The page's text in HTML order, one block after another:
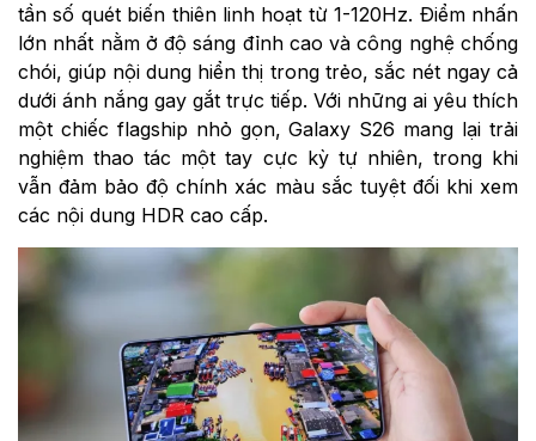
tần số quét biến thiên linh hoạt từ 1-120Hz. Điểm nhấn
lớn nhất nằm ở độ sáng đỉnh cao và công nghệ chống
chói, giúp nội dung hiển thị trong trẻo, sắc nét ngay cả
dưới ánh nắng gay gắt trực tiếp. Với những ai yêu thích
một chiếc flagship nhỏ gọn, Galaxy S26 mang lại trải
nghiệm thao tác một tay cực kỳ tự nhiên, trong khi
vẫn đảm bảo độ chính xác màu sắc tuyệt đối khi xem
các nội dung HDR cao cấp.